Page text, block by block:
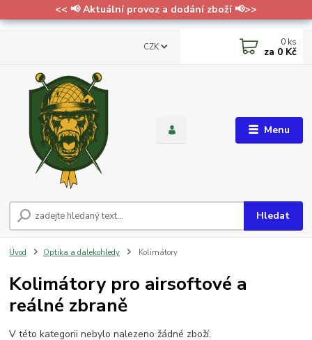
<< 📢 Aktuální provoz a dodání zboží 📢>>
Menu
CZK
Hledat
0 ks
za 0 Kč
Úvod Optika a dalekohledy Kolimátory
Kolimátory pro airsoftové a
reálné zbraně
V této kategorii nebylo nalezeno žádné zboží.